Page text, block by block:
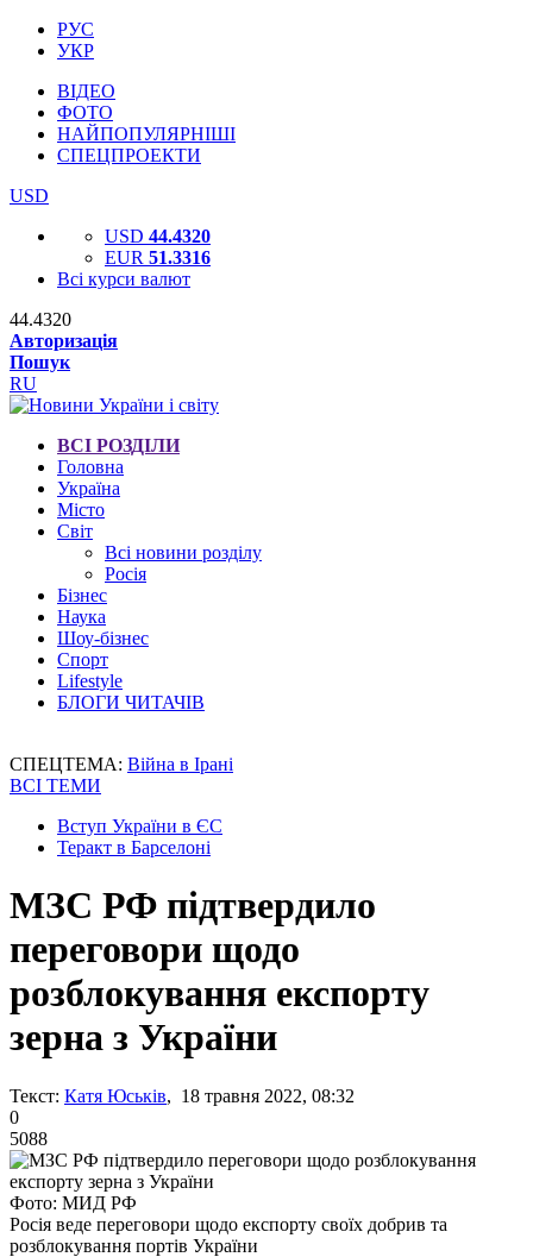
РУС
УКР
ВІДЕО
ФОТО
НАЙПОПУЛЯРНІШІ
СПЕЦПРОЕКТИ
USD
USD 44.4320
EUR 51.3316
Всі курси валют
44.4320
Авторизація
Пошук
RU
ВСІ РОЗДІЛИ
Головна
Україна
Місто
Світ
Всі новини розділу
Росія
Бізнес
Наука
Шоу-бізнес
Спорт
Lifestyle
БЛОГИ ЧИТАЧІВ
СПЕЦТЕМА: Війна в Ірані
ВСІ ТЕМИ
Вступ України в ЄС
Теракт в Барселоні
МЗС РФ підтвердило
переговори щодо
розблокування експорту
зерна з України
Текст: Катя Юськів, 18 травня 2022, 08:32
0
5088
Фото: МИД РФ
Росія веде переговори щодо експорту своїх добрив та
розблокування портів України